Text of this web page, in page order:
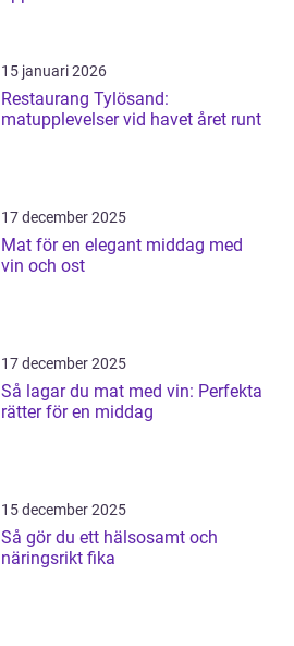
15 januari 2026
Restaurang Tylösand:
matupplevelser vid havet året runt
17 december 2025
Mat för en elegant middag med
vin och ost
17 december 2025
Så lagar du mat med vin: Perfekta
rätter för en middag
15 december 2025
Så gör du ett hälsosamt och
näringsrikt fika